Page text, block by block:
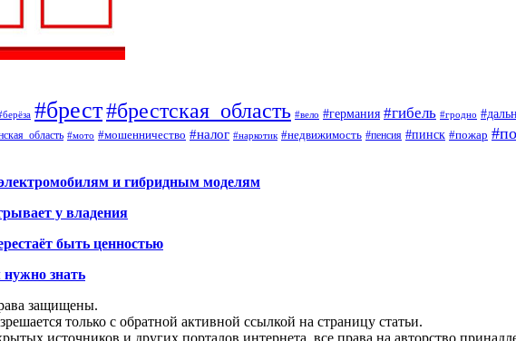
#брест#брестская_область #вело #германия #гибель #гродно
#мото #мошенничество #налог #наркотик #недвижимость #пенсия #пинск #пожар
и гибридным моделям
у владения
быть ценностью
знать
защищены.
только с обратной активной ссылкой на страницу статьи.
источников и других порталов интернета, все права на авторство